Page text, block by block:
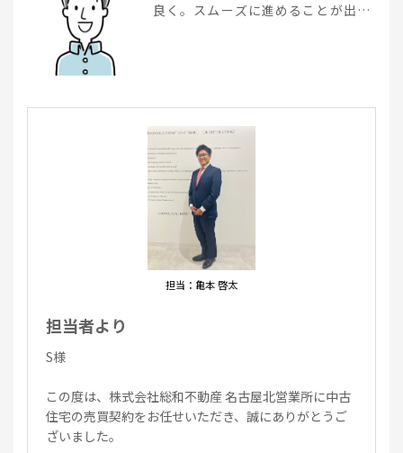
良く。スムーズに進めることが出来
担当：亀本 啓太
担当者より
S様
この度は、株式会社総和不動産 名古屋北営業所に中古
住宅の売買契約をお任せいただき、誠にありがとうご
ざいました。